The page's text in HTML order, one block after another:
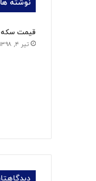
نوشته
قیمت سکه امروز
تیر ۴, ۱۳۹۸